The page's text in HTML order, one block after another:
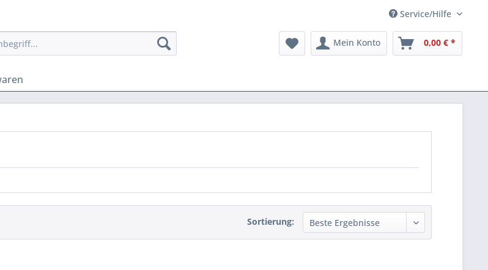
Service/Hilfe
Mein Konto 0,00 € *
Sortierung: